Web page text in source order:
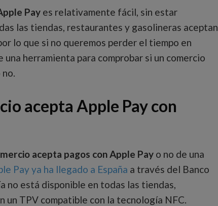
Pay es relativamente fácil, sin estar
las tiendas, restaurantes y gasolineras aceptan
lo que si no queremos perder el tiempo en
herramienta para comprobar si un comercio
acepta Apple Pay con
acepta pagos con Apple Pay o no de una
Pay ya ha llegado a España a través del Banco
no está disponible en todas las tiendas,
un TPV compatible con la tecnología NFC.